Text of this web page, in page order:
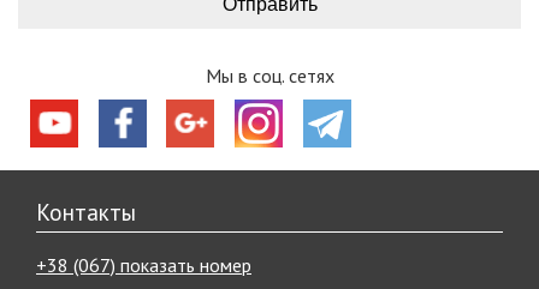
Мы в соц. сетях
Контакты
+38 (067) показать номер